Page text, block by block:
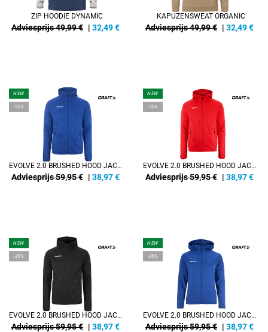
ZIP HOODIE DYNAMIC
Adviesprijs 49,99 € | 32,49€
KAPUZENSWEAT ORGANIC
Adviesprijs 49,99 € | 32,49€
NEW
-35%
EVOLVE 2.0 BRUSHED HOOD JACKET M
Adviesprijs 59,95 € | 38,97€
NEW
-35%
EVOLVE 2.0 BRUSHED HOOD JACKET M
Adviesprijs 59,95 € | 38,97€
NEW
-35%
EVOLVE 2.0 BRUSHED HOOD JACKET M
Adviesprijs 59,95 € | 38,97€
NEW
-35%
EVOLVE 2.0 BRUSHED HOOD JACKET W
Adviesprijs 59,95 € | 38,97€